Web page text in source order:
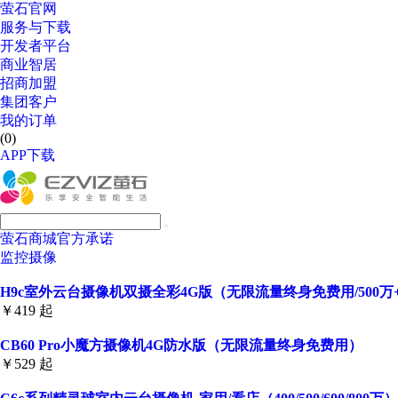
萤石官网
服务与下载
开发者平台
商业智居
招商加盟
集团客户
我的订单
(0)
APP下载
萤石商城官方承诺
监控摄像
H9c室外云台摄像机双摄全彩4G版（无限流量终身免费用/500万
￥419 起
CB60 Pro小魔方摄像机4G防水版（无限流量终身免费用）
￥529 起